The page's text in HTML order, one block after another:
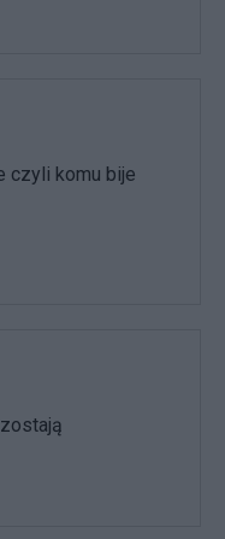
czyli komu bije